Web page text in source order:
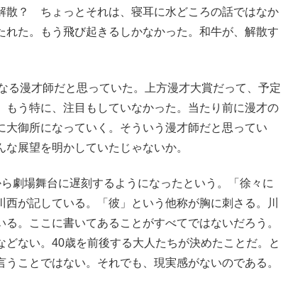
散？ ちょっとそれは、寝耳に水どころの話ではなか
れた。もう飛び起きるしかなかった。和牛が、解散す
漫才師だと思っていた。上方漫才大賞だって、予定
もう特に、注目もしていなかった。当たり前に漫才の
大御所になっていく。そういう漫才師だと思ってい
展望を明かしていたじゃないか。
劇場舞台に遅刻するようになったという。「徐々に
が記している。「彼」という他称が胸に刺さる。川
。ここに書いてあることがすべてではないだろう。
どない。40歳を前後する大人たちが決めたことだ。と
ことではない。それでも、現実感がないのである。